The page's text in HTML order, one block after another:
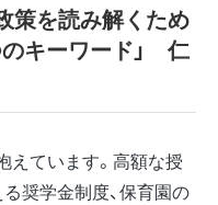
策を読み解くため
キーワード」 仁
えています。高額な授
奨学金制度、保育園の